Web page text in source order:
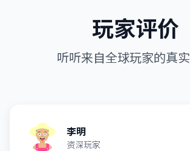
玩家评价
听听来自全球玩家的真
李明
资深玩家